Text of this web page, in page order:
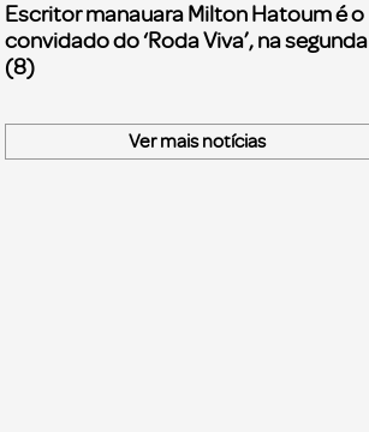
Escritor manauara Milton Hatoum é o
convidado do ‘Roda Viva’, na segunda
(8)
Ver mais notícias